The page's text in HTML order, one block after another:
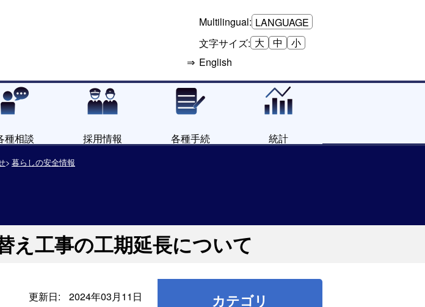
Multilingual: LANGUAGE
文字サイズ: 大 中
小
English
種相談 採用情報 各種手続 統計
暮らしの安全情報
え工事の工期延長について
更新日: 2024年03月11日 カテゴリ